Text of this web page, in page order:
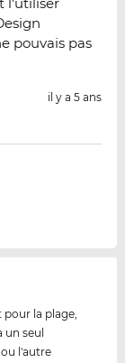
pouvais pas
il y a 5 ans
pour la plage,
seul
l'autre